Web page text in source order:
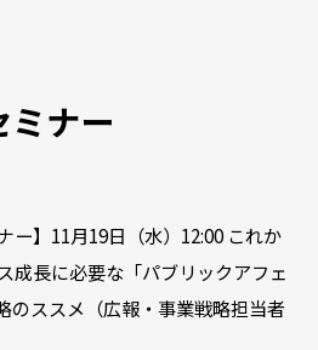
ミナー
ー】11月19日（水）12:00 これか
成長に必要な「パブリックアフェ
のススメ（広報・事業戦略担当者